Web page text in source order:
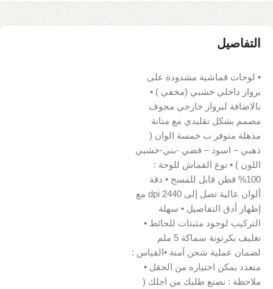
التفاصيل
• لوحات قماشية مشدودة على
برواز داخلي خشبي (مخفي ) •
بالاضافة لبرواز خارجي مجوف
مصمم بشكل تقليدي مع متانة
مذهلة متوفر ب خمسة الوان (
ذهبي – اسود – فضي -بني-خشبي
اللون ) • نوع القماش للوحة :
100% قطن قابل للمسح • دقة
ألوان عالية تصل إلى 2440 dpi مع
إظهار أدق التفاصيل • سهلة
التركيب لوجود مثبتات للحائط •
تغليف بكرتونة سماكة 5 ملم
لضمان عملية شحن آمنة •القياس :
متعدد يمكن اختياره من الحقل •
ملاحظة : نصنع طلبك من اجلك (